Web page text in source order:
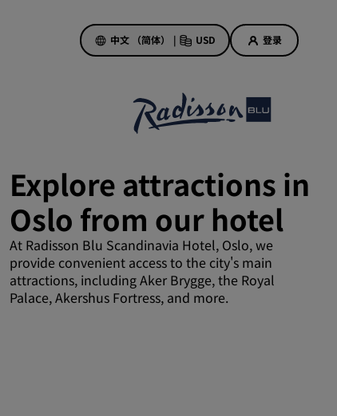
中文 （简体） | USD 登录
酒店优惠
美好的初遇，丰厚的奖励
提前预订
查看套餐
旅行灵感
Explore attractions in
Oslo from our hotel
At Radisson Blu Scandinavia Hotel, Oslo, we
provide convenient access to the city's main
attractions, including Aker Brygge, the Royal
Palace, Akershus Fortress, and more.